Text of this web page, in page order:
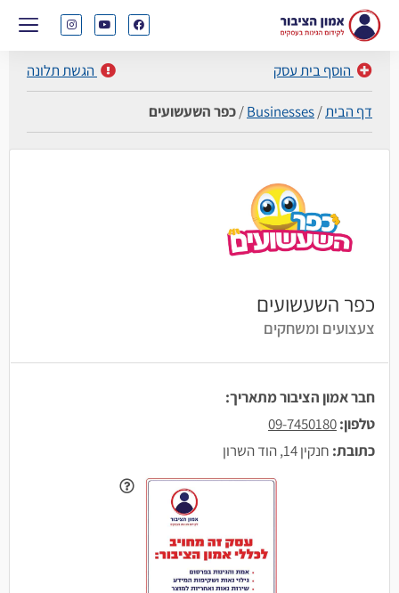
הוסף בית עסק הגשת תלונה
דף הבית/
Businesses
/כפר השעשועים
כפר השעשועים
צעצועים ומשחקים
חבר אמון הציבור מתאריך:
טלפון:09-7450180
כתובת: חנקין 14, הוד השרון